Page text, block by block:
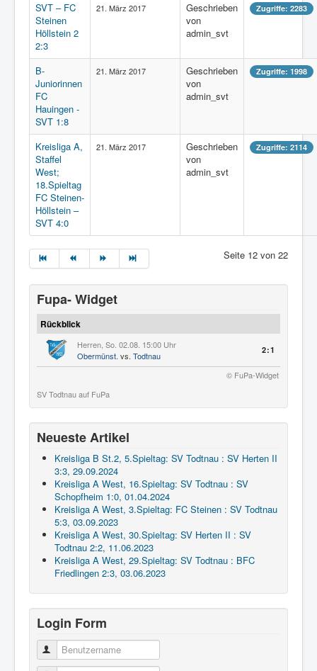
SVT – FC
Steinen
Höllstein 2
2:3
21. März 2017
Geschrieben
von
admin_svt
Zugriffe: 2283
B-
Juniorinnen
FC
Hauingen -
SVT 1:8
21. März 2017
Geschrieben
von
admin_svt
Zugriffe: 1998
Kreisliga A,
Staffel
West;
18.Spieltag
FC Steinen-
Höllstein –
SVT 4:0
21. März 2017
Geschrieben
von
admin_svt
Zugriffe: 2114
Seite 12 von 22
Fupa- Widget
Rückblick
Herren, So. 02.08. 15:00 Uhr
Obermünst. vs. Todtnau
2:1
© FuPa-Widget
SV Todtnau auf FuPa
Neueste Artikel
Kreisliga B St.2, 5.Spieltag: SV Todtnau : SV Herten II
3:3, 29.09.2024
Kreisliga A West, 16.Spieltag: SV Todtnau : SV
Schopfheim 1:0, 01.04.2024
Kreisliga A West, 3.Spieltag: FC Steinen : SV Todtnau
5:3, 03.09.2023
Kreisliga A West, 30.Spieltag: SV Herten II : SV
Todtnau 2:2, 11.06.2023
Kreisliga A West, 29.Spieltag: SV Todtnau : BFC
Friedlingen 2:3, 03.06.2023
Login Form
Benutzername